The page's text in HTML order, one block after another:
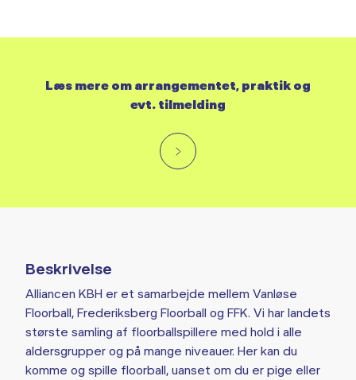
Beskrivelse
Alliancen KBH er et samarbejde mellem Vanløse
Floorball, Frederiksberg Floorball og FFK. Vi har landets
største samling af floorballspillere med hold i alle
aldersgrupper og på mange niveauer. Her kan du
komme og spille floorball, uanset om du er pige eller
Læs mere om arrangementet, praktik og
evt. tilmelding